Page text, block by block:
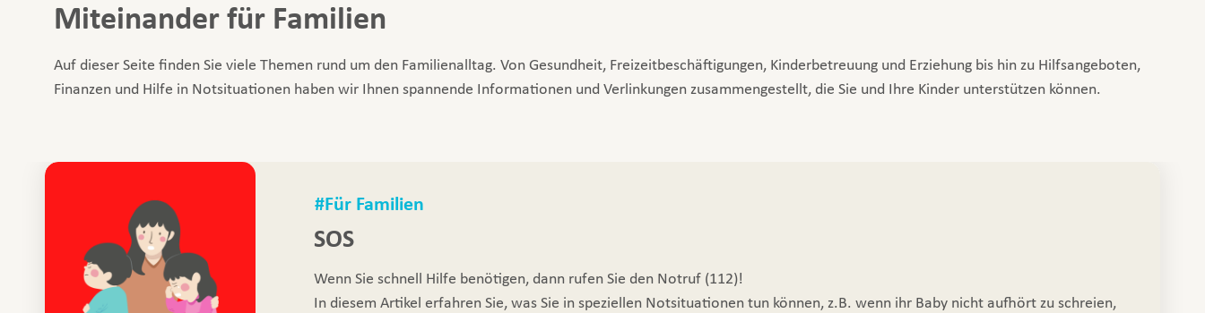
Miteinander für Familien
Auf dieser Seite finden Sie viele Themen rund um den Familienalltag. Von Gesundheit, Freizeitbeschäftigungen, Kinderbetreuung und Erziehung bis hin zu Hilfsangeboten,
Finanzen und Hilfe in Notsituationen haben wir Ihnen spannende Informationen und Verlinkungen zusammengestellt, die Sie und Ihre Kinder unterstützen können.
#Für Familien
SOS
Wenn Sie schnell Hilfe benötigen, dann rufen Sie den Notruf (112)!
In diesem Artikel erfahren Sie, was Sie in speziellen Notsituationen tun können, z.B. wenn ihr Baby nicht aufhört zu schreien,